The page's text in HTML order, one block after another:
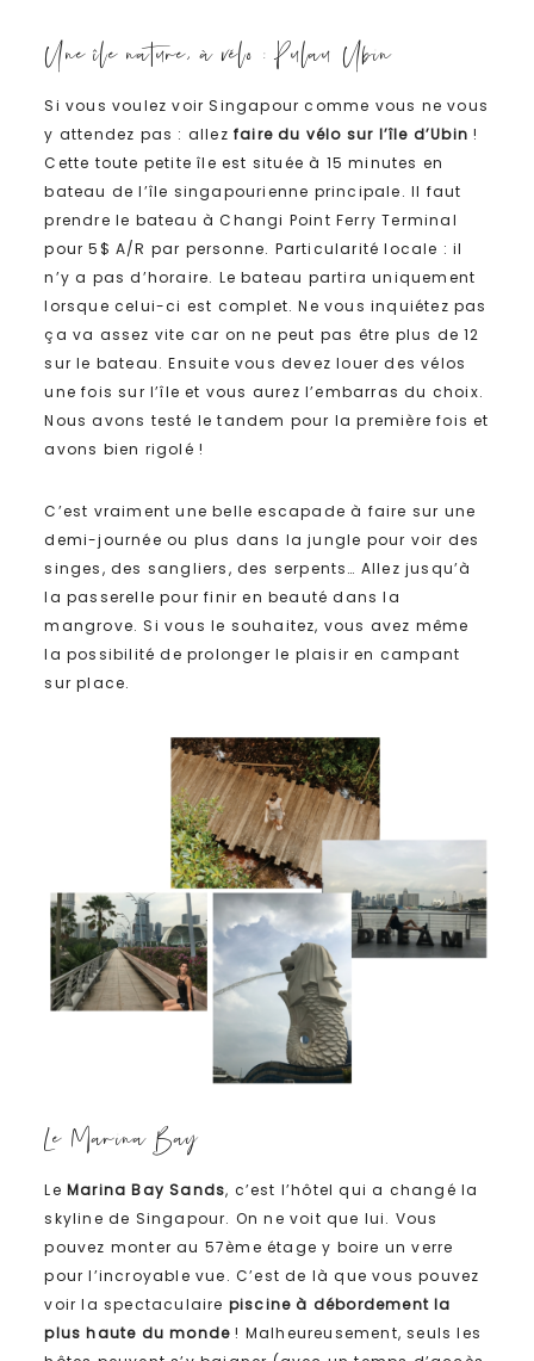
Une île nature, à vélo : Pulau Ubin
Si vous voulez voir Singapour comme vous ne vous
y attendez pas : allez faire du vélo sur l’île d’Ubin !
Cette toute petite île est située à 15 minutes en
bateau de l’île singapourienne principale. Il faut
prendre le bateau à Changi Point Ferry Terminal
pour 5$ A/R par personne. Particularité locale : il
n’y a pas d’horaire. Le bateau partira uniquement
lorsque celui-ci est complet. Ne vous inquiétez pas
ça va assez vite car on ne peut pas être plus de 12
sur le bateau. Ensuite vous devez louer des vélos
une fois sur l’île et vous aurez l’embarras du choix.
Nous avons testé le tandem pour la première fois et
avons bien rigolé !
C’est vraiment une belle escapade à faire sur une
demi-journée ou plus dans la jungle pour voir des
singes, des sangliers, des serpents… Allez jusqu’à
la passerelle pour finir en beauté dans la
mangrove. Si vous le souhaitez, vous avez même
la possibilité de prolonger le plaisir en campant
sur place.
Le Marina Bay
Le Marina Bay Sands, c’est l’hôtel qui a changé la
skyline de Singapour. On ne voit que lui. Vous
pouvez monter au 57ème étage y boire un verre
pour l’incroyable vue. C’est de là que vous pouvez
voir la spectaculaire piscine à débordement la
plus haute du monde ! Malheureusement, seuls les